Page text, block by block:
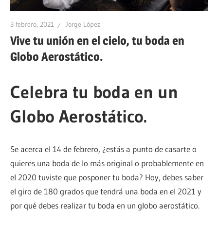
3 febrero, 2021 Jorge López
Vive tu unión en el cielo, tu boda en
Globo Aerostático.
Celebra tu boda en un
Globo Aerostático.
Se acerca el 14 de febrero, ¿estás a punto de casarte o
quieres una boda de lo más original o probablemente en
el 2020 tuviste que posponer tu boda? Hoy, debes saber
el giro de 180 grados que tendrá una boda en el 2021 y
por qué debes realizar tu boda en un globo aerostático.